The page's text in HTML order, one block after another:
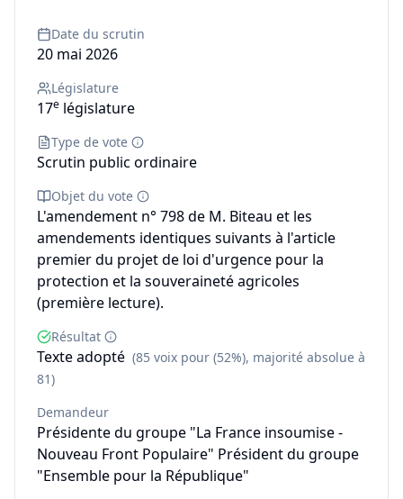
Date du scrutin
20 mai 2026
Législature
17e législature
Type de vote
Scrutin public ordinaire
Objet du vote
L'amendement n° 798 de M. Biteau et les
amendements identiques suivants à l'article
premier du projet de loi d'urgence pour la
protection et la souveraineté agricoles
(première lecture).
Résultat
Texte adopté (85 voix pour (52%), majorité absolue à
81)
Demandeur
Présidente du groupe "La France insoumise -
Nouveau Front Populaire" Président du groupe
"Ensemble pour la République"